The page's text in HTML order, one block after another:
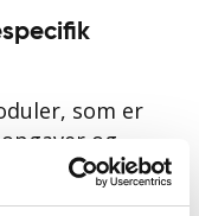
som er
og